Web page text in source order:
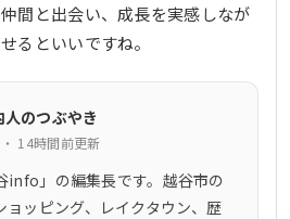
間と出会い、成長を実感しなが
るといいですね。
のつぶやき
14時間前更新
info」の編集長です。越谷市の
ョッピング、レイクタウン、歴